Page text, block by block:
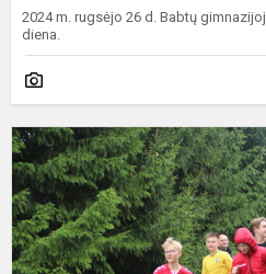
2024 m. rugsėjo 26 d. Babtų
diena.